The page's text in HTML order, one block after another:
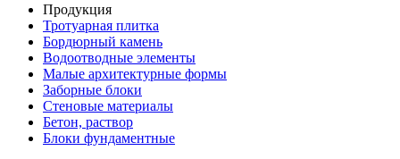
Продукция
Тротуарная плитка
Бордюрный камень
Водоотводные элементы
Малые архитектурные формы
Заборные блоки
Стеновые материалы
Бетон, раствор
Блоки фундаментные